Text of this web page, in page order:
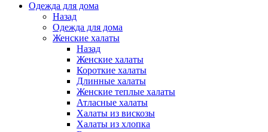
Одежда для дома
Назад
Одежда для дома
Женские халаты
Назад
Женские халаты
Короткие халаты
Длинные халаты
Женские теплые халаты
Атласные халаты
Халаты из вискозы
Халаты из хлопка